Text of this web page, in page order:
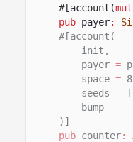
#[account(mut
pub payer:
#[account(
init,
payer =
space = 8
seeds = [
bump
)]
pub counter: